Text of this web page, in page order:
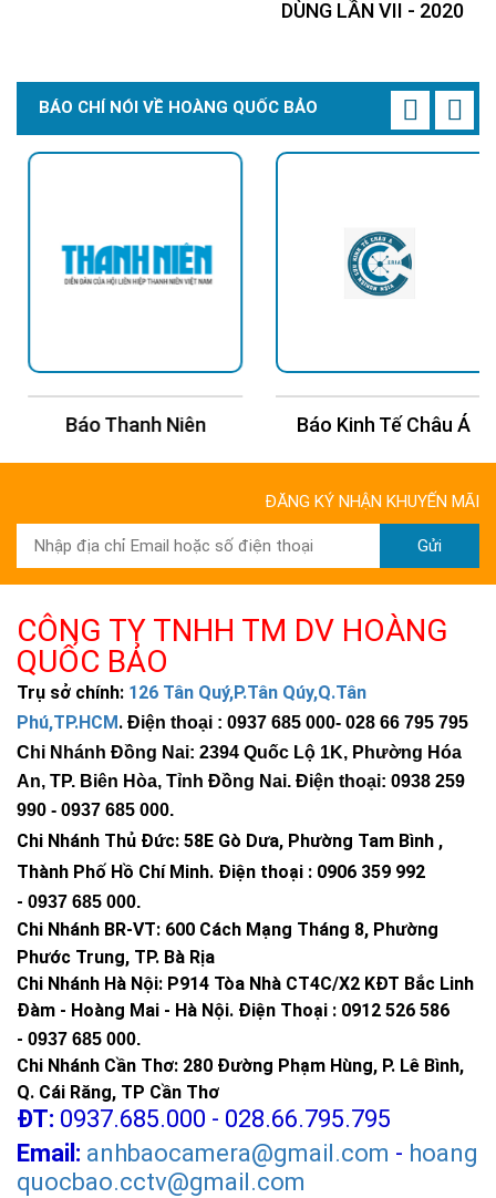
DÙNG LẦN VII - 2020
BÁO CHÍ NÓI VỀ HOÀNG QUỐC BẢO
Báo Thanh Niên Báo Kinh Tế Châu Á
ĐĂNG KÝ NHẬN KHUYẾN MÃI
Gửi
CÔNG TY TNHH TM DV HOÀNG
QUỐC BẢO
Trụ sở chính: 126 Tân Quý,P.Tân Qúy,Q.Tân
Phú,TP.HCM . Điện thoại : 0937 685 000- 028 66 795 795
Chi Nhánh Đồng Nai: 2394 Quốc Lộ 1K, Phường Hóa
An, TP. Biên Hòa, Tỉnh Đồng Nai. Điện thoại: 0938 259
990 - 0937 685 000.
Chi Nhánh Thủ Đức: 58E Gò Dưa, Phường Tam Bình ,
Thành Phố Hồ Chí Minh. Điện thoại : 0906 359 992
- 0937 685 000.
Chi Nhánh BR-VT: 600 Cách Mạng Tháng 8, Phường
Phước Trung, TP. Bà Rịa
Chi Nhánh Hà Nội: P914 Tòa Nhà CT4C/X2 KĐT Bắc Linh
Đàm - Hoàng Mai - Hà Nội. Điện Thoại : 0912 526 586
- 0937 685 000.
Chi Nhánh Cần Thơ: 280 Đường Phạm Hùng, P. Lê Bình,
Q. Cái Răng, TP Cần Thơ
ĐT: 0937.685.000 - 028.66.795.795
Email: anhbaocamera@gmail.com - hoang
quocbao.cctv@gmail.com